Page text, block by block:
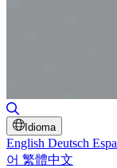
Idioma
English Deutsch
어 繁體中文